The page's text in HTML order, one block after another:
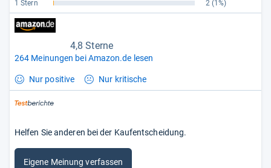
1 Stern
2 (1%)
4,8 Sterne
264 Meinungen bei Amazon.de lesen
Nur positive Nur kritische
Helfen Sie anderen bei der Kaufentscheidung.
Eigene Meinung verfassen